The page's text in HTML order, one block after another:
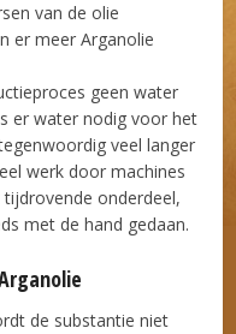
van de olie
er meer Arganolie
geen water
er water nodig voor het
veel langer
werk door machines
onderdeel,
met de hand gedaan.
de substantie niet